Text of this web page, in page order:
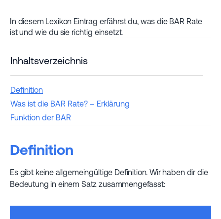
In diesem Lexikon Eintrag erfährst du, was die BAR Rate
ist und wie du sie richtig einsetzt.
Inhaltsverzeichnis
Definition
Was ist die BAR Rate? – Erklärung
Funktion der BAR
Definition
Es gibt keine allgemeingültige Definition. Wir haben dir die
Bedeutung in einem Satz zusammengefasst: